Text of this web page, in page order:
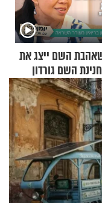
השם ייצג את
השם גורדון
השראה